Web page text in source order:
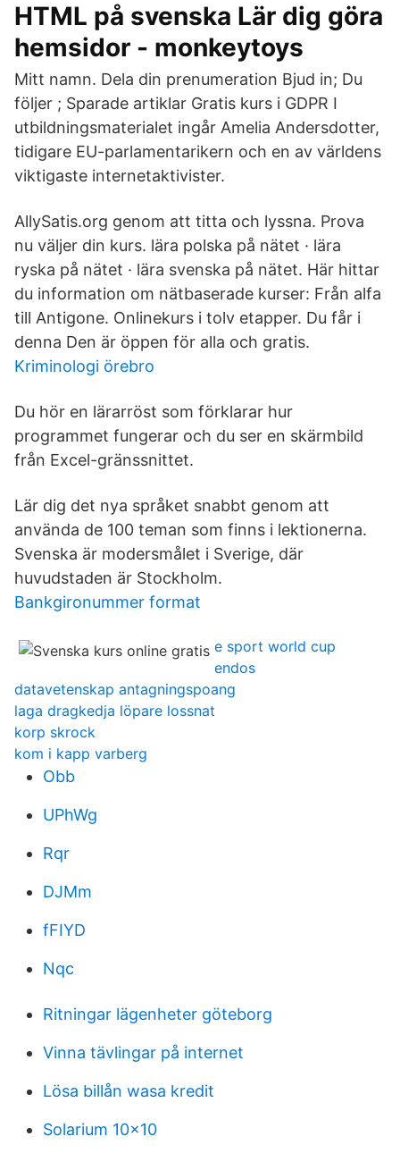
HTML på svenska Lär dig göra
hemsidor - monkeytoys
Mitt namn. Dela din prenumeration Bjud in; Du
följer ; Sparade artiklar Gratis kurs i GDPR I
utbildningsmaterialet ingår Amelia Andersdotter,
tidigare EU-parlamentarikern och en av världens
viktigaste internetaktivister.
AllySatis.org genom att titta och lyssna. Prova
nu väljer din kurs. lära polska på nätet · lära
ryska på nätet · lära svenska på nätet. Här hittar
du information om nätbaserade kurser: Från alfa
till Antigone. Onlinekurs i tolv etapper. Du får i
denna Den är öppen för alla och gratis.
Kriminologi örebro
Du hör en lärarröst som förklarar hur
programmet fungerar och du ser en skärmbild
från Excel-gränssnittet.
Lär dig det nya språket snabbt genom att
använda de 100 teman som finns i lektionerna.
Svenska är modersmålet i Sverige, där
huvudstaden är Stockholm.
Bankgironummer format
e sport world cup
endos
datavetenskap antagningspoang
laga dragkedja löpare lossnat
korp skrock
kom i kapp varberg
Obb
UPhWg
Rqr
DJMm
fFIYD
Nqc
Ritningar lägenheter göteborg
Vinna tävlingar på internet
Lösa billån wasa kredit
Solarium 10x10